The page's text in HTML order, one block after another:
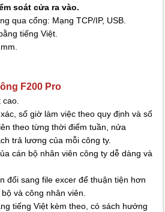
soát cửa ra vào.
qua cổng: Mạng TCP/IP, USB.
tiếng Việt.
F200 Pro
cao.
số giờ làm việc theo quy định và số
theo từng thời điểm tuần, nửa
trả lương của mỗi công ty.
cán bộ nhân viên công ty dễ dàng và
đổi sang file excer để thuận tiện hơn
và công nhân viên.
tiếng Việt kèm theo, có sách hướng